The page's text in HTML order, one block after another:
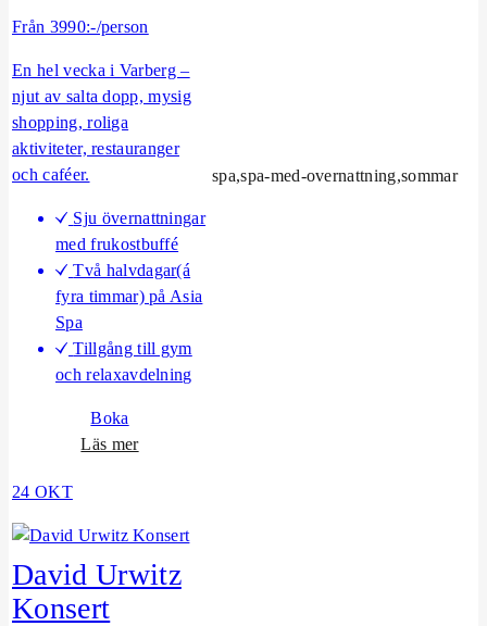
a
a
r
e
g
s
v
e
k
a
Från 3990:-/person
En hel vecka i Varberg –
njut av salta dopp, mysig
shopping, roliga
aktiviteter, restauranger
och caféer.
Sju övernattningar
med frukostbuffé
Två halvdagar(á
fyra timmar) på Asia
Spa
Tillgång till gym
och relaxavdelning
Boka
Läs mero
n
g
spa,spa-med-overnattning,sommar
24 OKT
David Urwitz
Konsert